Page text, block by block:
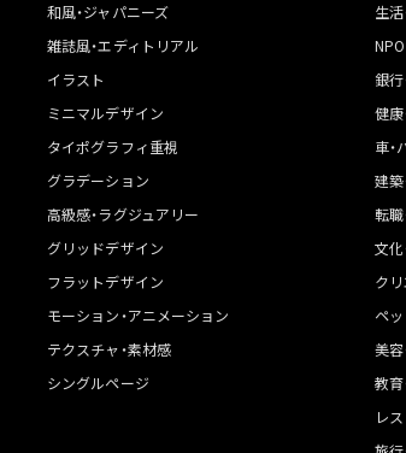
和風・ジャパニーズ
雑誌風・エディトリアル
イラスト
ミニマルデザイン
タイポグラフィ重視
グラデーション
高級感・ラグジュアリー
グリッドデザイン
フラットデザイン
モーション・アニメーション
テクスチャ・素材感
シングルページ
生活
銀行
健康
車・
建築
転職
文化
ク
ペッ
美容
教育
レ